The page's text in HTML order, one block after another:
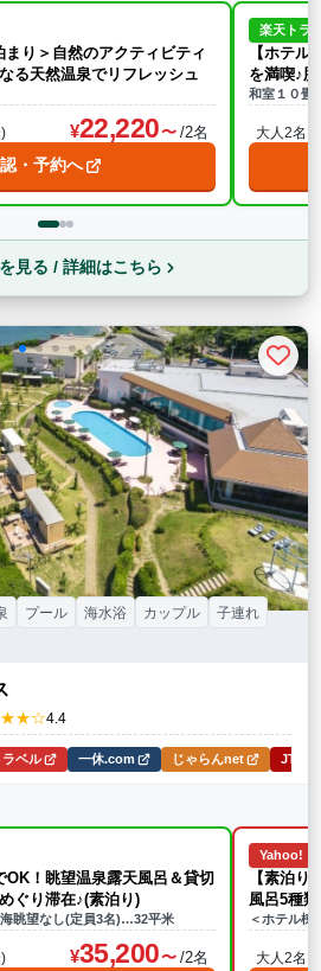
まり＞自然のアクティビティ
る天然温泉でリフレッシュ
22,220 /2名
・予約へ
楽天トラ
【ホテ
を満喫♪
和室１０畳
大人2名
見る / 詳細はこちら
4.4
プール 海水浴 カップル 子連れ
ベル 一休.com じゃらんnet JTB
OK！眺望温泉露天風呂＆貸切
ぐり滞在♪(素泊り)
海眺望なし(定員3名)…32平米
35,200 /2名
Yahoo!ト
【素泊
風呂5種
＜ホテル棟
大人2名